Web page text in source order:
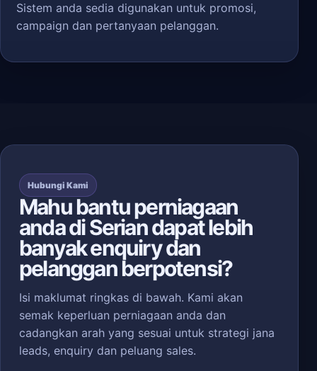
Sistem anda sedia digunakan untuk promosi,
campaign dan pertanyaan pelanggan.
Hubungi Kami
Mahu bantu perniagaan
anda di Serian dapat lebih
banyak enquiry dan
pelanggan berpotensi?
Isi maklumat ringkas di bawah. Kami akan
semak keperluan perniagaan anda dan
cadangkan arah yang sesuai untuk strategi jana
leads, enquiry dan peluang sales.